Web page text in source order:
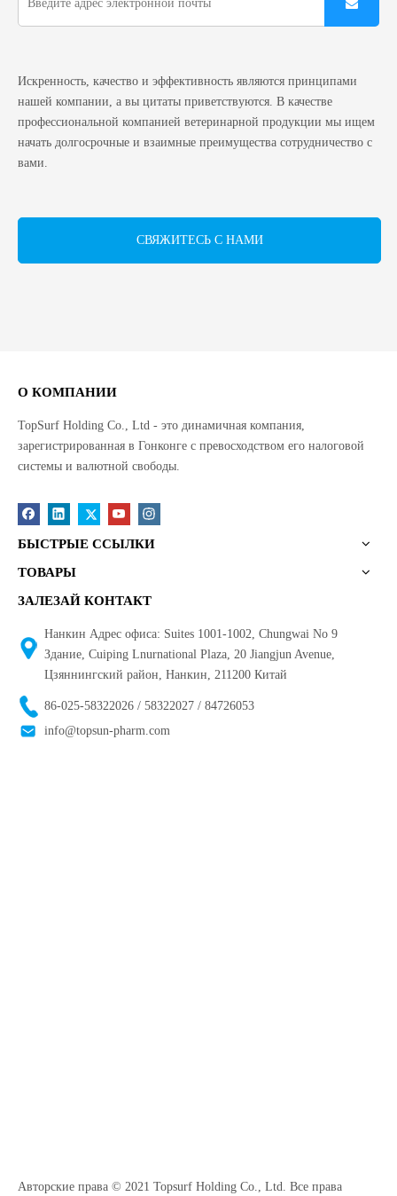
Искренность, качество и эффективность являются принципами
нашей компании, а вы цитаты приветствуются. В качестве
профессиональной компанией ветеринарной продукции мы ищем
начать долгосрочные и взаимные преимущества сотрудничество с
вами.
СВЯЖИТЕСЬ С НАМИ
О КОМПАНИИ
TopSurf Holding Co., Ltd - это динамичная компания,
зарегистрированная в Гонконге с превосходством его налоговой
системы и валютной свободы.
БЫСТРЫЕ ССЫЛКИ
ТОВАРЫ
ЗАЛЕЗАЙ КОНТАКТ
Нанкин Адрес офиса: Suites 1001-1002, Chungwai No 9
Здание, Cuiping Lnurnational Plaza, 20 Jiangjun Avenue,
Цзяннингский район, Нанкин, 211200 Китай
86-025-58322026 / 58322027 / 84726053
info@topsun-pharm.com
Авторские права © 2021 Topsurf Holding Co., Ltd. Все права